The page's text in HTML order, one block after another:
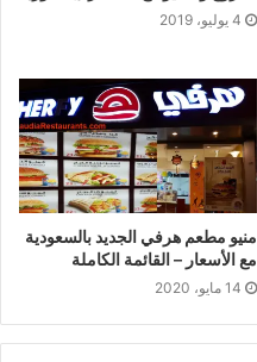
4 يوليو، 2019
منيو مطعم هرفي الجديد بالسعودية
مع الأسعار – القائمة الكاملة
14 مايو، 2020